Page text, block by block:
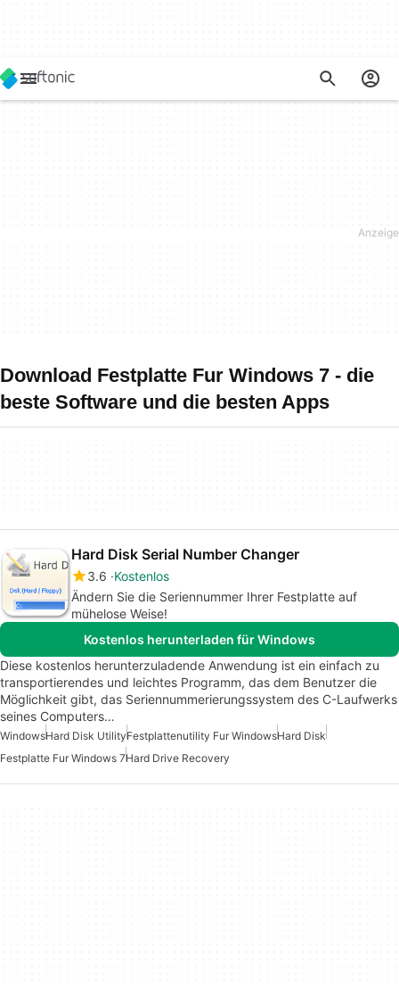
Download Festplatte Fur Windows 7 - die
beste Software und die besten Apps
Hard Disk Serial Number Changer
3.6 Kostenlos
Ändern Sie die Seriennummer Ihrer Festplatte auf
mühelose Weise!
Kostenlos herunterladen für Windows
Diese kostenlos herunterzuladende Anwendung ist ein einfach zu
transportierendes und leichtes Programm, das dem Benutzer die
Möglichkeit gibt, das Seriennummerierungssystem des C-Laufwerks
seines Computers…
WindowsHard Disk UtilityFestplattenutility Fur WindowsHard Disk
Festplatte Fur Windows 7Hard Drive Recovery